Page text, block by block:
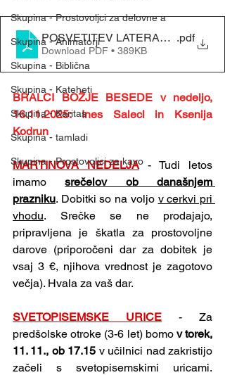
Skupina - Prostovoljci za delovne a
Skupina - Animatorji
Skupina - Biblična
Skupina - Kateheti
Skupina - Karitas
Skupina - tamladi
Skupina - Prostovoljci za kavo
POSVETITEV LATERANTSKE
.pdf
Download PDF • 389KB
BRALCI BOŽJE BESEDE v nedeljo,
16.11.2025: Ines Salecl in Ksenija
Kodrun
MARTINOVA NEDELJA - Tudi letos
imamo srečelov ob današnjem
prazniku. Dobitki so na voljo v cerkvi pri
vhodu. Srečke se ne prodajajo,
pripravljena je škatla za prostovoljne
darove (priporočeni dar za dobitek je
vsaj 3 €, njihova vrednost je zagotovo
večja). Hvala za vaš dar.
SVETOPISEMSKE URICE - Za
predšolske otroke (3-6 let) bomo v torek,
11. 11., ob 17.15 v učilnici nad zakristijo
začeli s svetopisemskimi uricami.